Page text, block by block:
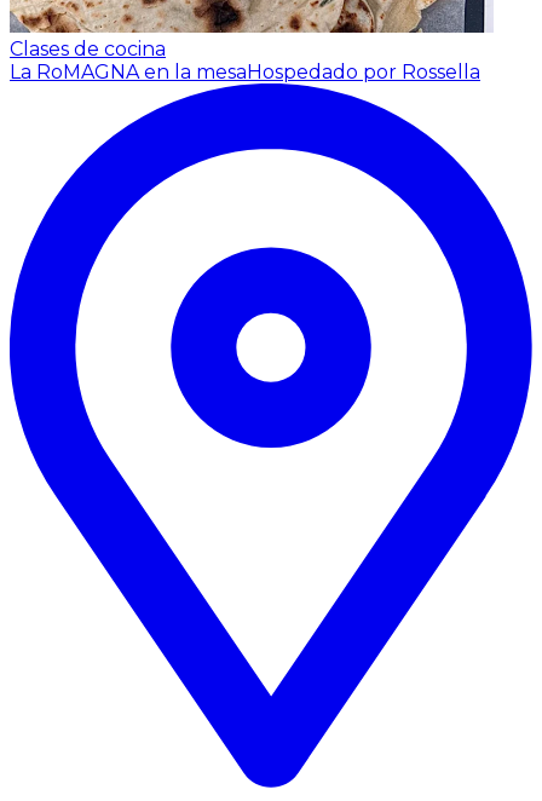
Clases de cocina
La RoMAGNA en la mesaHospedado por Rossella